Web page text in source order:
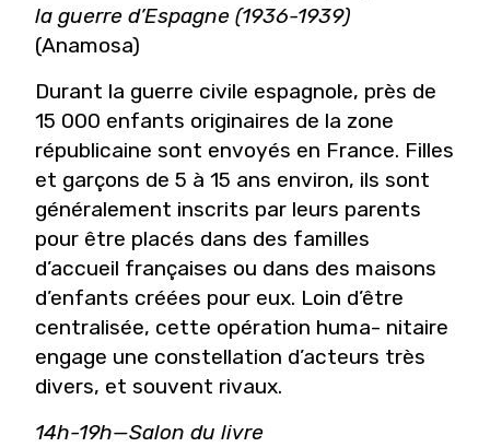
la guerre d’Espagne (1936-1939)
(Anamosa)
Durant la guerre civile espagnole, près de
15 000 enfants originaires de la zone
républicaine sont envoyés en France. Filles
et garçons de 5 à 15 ans environ, ils sont
généralement inscrits par leurs parents
pour être placés dans des familles
d’accueil françaises ou dans des maisons
d’enfants créées pour eux. Loin d’être
centralisée, cette opération huma- nitaire
engage une constellation d’acteurs très
divers, et souvent rivaux.
14h-19h—Salon du livre